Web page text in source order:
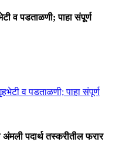
व पडताळणी; पाहा संपूर्ण
अंमली पदार्थ तस्करीतील फरार